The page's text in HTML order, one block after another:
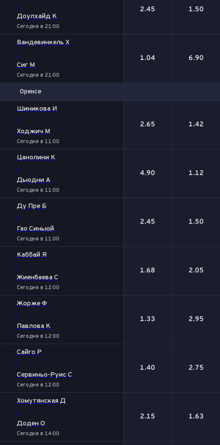
-
Доулхайд К
Сегодня в 21:00
2.45 1.50
Вандевинкель Х
-
Сиг М
Сегодня в 21:00
1.04 6.90
Оренсе
Шиникова И
-
Ходжич М
Сегодня в 11:00
2.65 1.42
Цанолини К
-
Дьюдни А
Сегодня в 11:00
4.90 1.12
Ду Пре Б
-
Гао Синьюй
Сегодня в 11:00
2.45 1.50
Каббай Я
-
Жиенбаева C
Сегодня в 12:00
1.68 2.05
Жорже Ф
-
Павлова К
Сегодня в 12:00
1.33 2.95
Сайго Р
-
Сервиньо-Руис С
Сегодня в 12:00
1.40 2.75
Хомутянская Д
-
Доден О
Сегодня в 14:00
2.15 1.63